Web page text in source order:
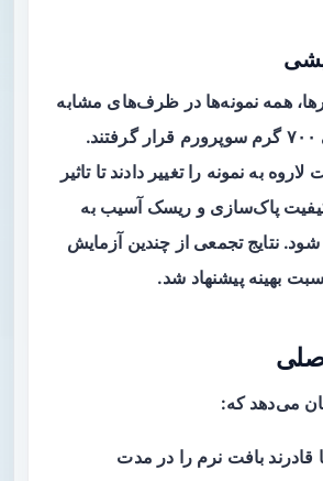
همه نمونه‌ها در ظرف‌های مشابه
و با مقدار تقریبی ۷۰۰ گرم سوپرورم قرار گرفتند.
به نمونه را تغییر دادند تا تاثیر
پاک‌سازی و ریسک آسیب به
نتایج تجمعی از چندین آزمایش
بهینه پیشنهاد شد.
می‌دهد که:
قادرند بافت نرم را در مدت